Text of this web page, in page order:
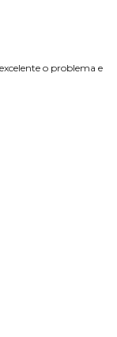
o problema e